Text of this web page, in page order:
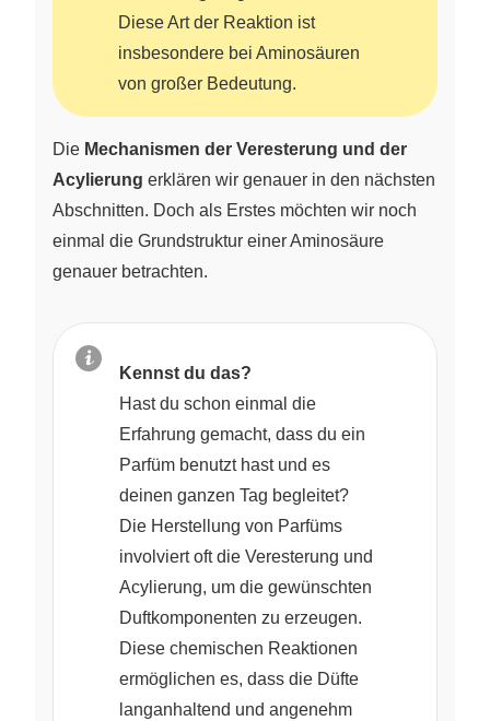
Diese Art der Reaktion ist
insbesondere bei Aminosäuren
von großer Bedeutung.
Die Mechanismen der Veresterung und der
Acylierung erklären wir genauer in den nächsten
Abschnitten. Doch als Erstes möchten wir noch
einmal die Grundstruktur einer Aminosäure
genauer betrachten.
Kennst du das?
Hast du schon einmal die
Erfahrung gemacht, dass du ein
Parfüm benutzt hast und es
deinen ganzen Tag begleitet?
Die Herstellung von Parfüms
involviert oft die Veresterung und
Acylierung, um die gewünschten
Duftkomponenten zu erzeugen.
Diese chemischen Reaktionen
ermöglichen es, dass die Düfte
langanhaltend und angenehm